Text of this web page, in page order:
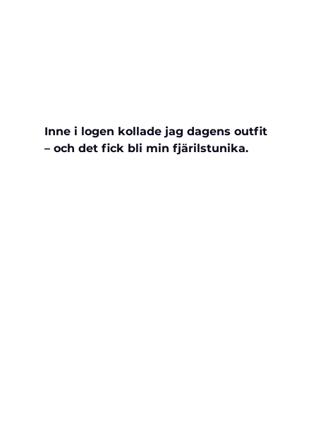
Inne i logen kollade jag dagens outfit
– och det fick bli min fjärilstunika.